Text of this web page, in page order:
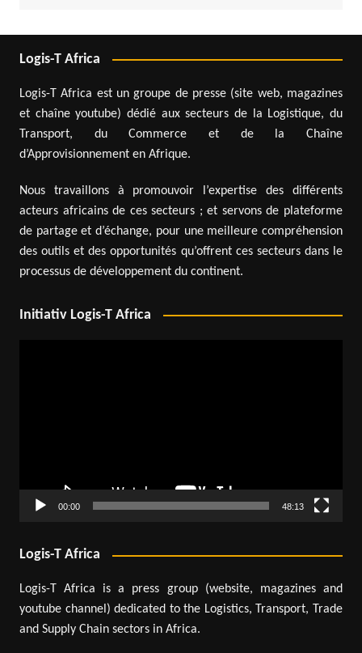
Logis-T Africa
Logis-T Africa est un groupe de presse (site web, magazines
et chaîne youtube) dédié aux secteurs de la Logistique, du
Transport, du Commerce et de la Chaîne
d’Approvisionnement en Afrique.
Nous travaillons à promouvoir l’expertise des différents
acteurs africains de ces secteurs ; et servons de plateforme
de partage et d’échange, pour une meilleure compréhension
des outils et des opportunités qu’offrent ces secteurs dans le
processus de développement du continent.
Initiativ Logis-T Africa
00:00 48:13
Logis-T Africa
Logis-T Africa is a press group (website, magazines and
youtube channel) dedicated to the Logistics, Transport, Trade
and Supply Chain sectors in Africa.